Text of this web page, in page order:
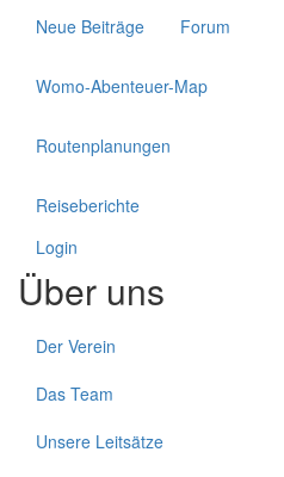
Neue Beiträge Forum
Womo-Abenteuer-Map
Routenplanungen
Reiseberichte
Login
Über uns
Der Verein
Das Team
Unsere Leitsätze